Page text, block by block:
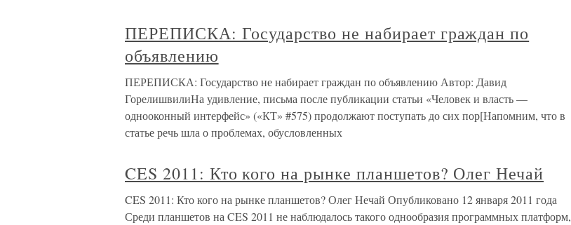
ПЕРЕПИСКА: Государство не набирает граждан по
объявлению
ПЕРЕПИСКА: Государство не набирает граждан по объявлению Автор: Давид
ГорелишвилиНа удивление, письма после публикации статьи «Человек и власть —
однооконный интерфейс» («КТ» #575) продолжают поступать до сих пор[Напомним, что в
статье речь шла о проблемах, обусловленных
CES 2011: Кто кого на рынке планшетов? Олег Нечай
CES 2011: Кто кого на рынке планшетов? Олег Нечай Опубликовано 12 января 2011 года
Среди планшетов на CES 2011 не наблюдалось такого однообразия программных платформ,